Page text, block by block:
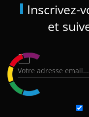
Inscrivez-
et